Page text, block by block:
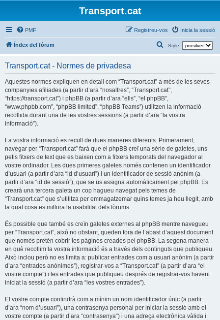
Transport.cat
PMF Inicia la sessió
Registreu-vos
Índex del fòrum Style:
e
c
a
Transport.cat - Normes de privadesa
Aquestes normes expliquen en detall com “Transport.cat” a més de les seves
companyies afiliades (a partir d’ara “nosaltres”, “Transport.cat”,
“https://transport.cat”) i phpBB (a partir d’ara “ells”, “el phpBB”,
“www.phpbb.com”, “phpBB limited”, “phpBB Teams”) utilitzen la informació
recollida durant una de les vostres sessions (a partir d’ara “la vostra
informació”).
La vostra informació es recull de dues maneres diferents. Primerament,
navegar per “Transport.cat” farà que el phpBB creï una sèrie de galetes, uns
petis fitxers de text que es baixen com a fitxers temporals del navegador al
vostre ordinador. Les dues primeres galetes només contenen un identificador
d’usuari (a partir d’ara “id d’usuari”) i un identificador de sessió anònim (a
partir d’ara “id de sessió”), que se us assigna automàticament pel phpBB. Es
crearà una tercera galeta un cop hagueu navegat pels temes de
“Transport.cat” que s’utilitza per emmagatzemar quins temes ja heu llegit, amb
la qual cosa es millora la usabilitat dels fòrums.
És possible que també es creïn galetes externes al phpBB mentre navegueu
per “Transport.cat”, això no obstant, queden fora de l’abast d’aquest document
que només pretén cobrir les pàgines creades pel phpBB. La segona manera
en què recollim la vostra informació és a través dels continguts que publiqueu.
Això inclou però no es limita a: publicar entrades com a usuari anònim (a partir
d’ara “entrades anònimes”), registrar-vos a “Transport.cat” (a partir d’ara “el
vostre compte”) i les entrades que publiqueu després de registrar-vos havent
iniciat la sessió (a partir d’ara “les vostres entrades”).
El vostre compte contindrà com a mínim un nom identificador únic (a partir
d’ara “nom d’usuari”), una contrasenya personal per iniciar la sessió amb el
vostre compte (a partir d’ara “contrasenya”) i una adreça electrònica vàlida i